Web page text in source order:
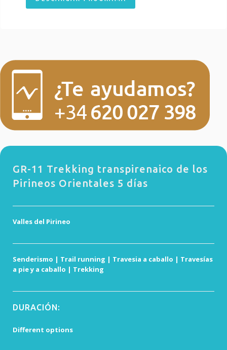
GR-11 Trekking transpirenaico de los
Pirineos Orientales 5 días
Valles del Pirineo
Senderismo | Trail running | Travesia a caballo | Travesías
a pie y a caballo | Trekking
DURACIÓN:
Different options